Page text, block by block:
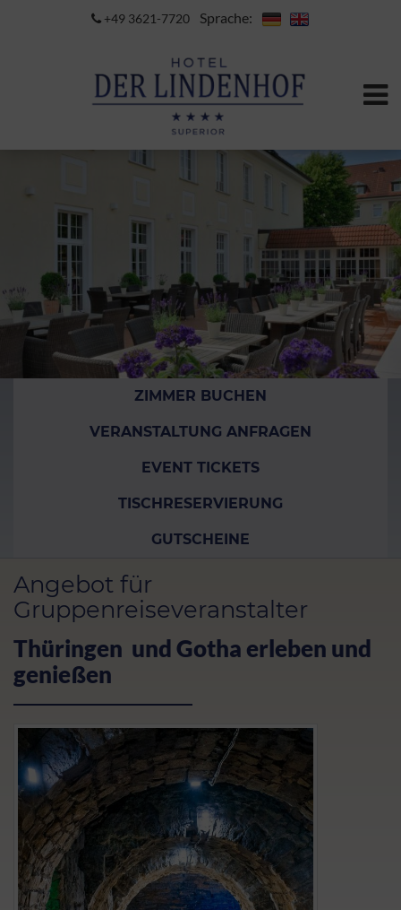
+49 3621-7720 Sprache:
ZIMMER BUCHEN
VERANSTALTUNG ANFRAGEN
EVENT TICKETS
TISCHRESERVIERUNG
GUTSCHEINE
Angebot für
Gruppenreiseveranstalter
Thüringen und Gotha erleben und
genießen